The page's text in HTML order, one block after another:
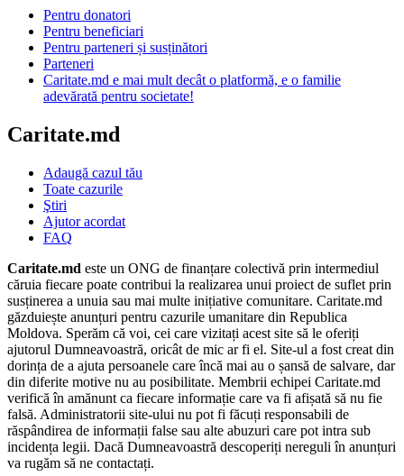
Pentru donatori
Pentru beneficiari
Pentru parteneri și susținători
Parteneri
Caritate.md e mai mult decât o platformă, e o familie
adevărată pentru societate!
Caritate.md
Adaugă cazul tău
Toate cazurile
Ştiri
Ajutor acordat
FAQ
Caritate.md este un ONG de finanțare colectivă prin intermediul
căruia fiecare poate contribui la realizarea unui proiect de suflet prin
susținerea a unuia sau mai multe inițiative comunitare. Caritate.md
găzduiește anunțuri pentru cazurile umanitare din Republica
Moldova. Sperăm că voi, cei care vizitați acest site să le oferiți
ajutorul Dumneavoastră, oricât de mic ar fi el. Site-ul a fost creat din
dorința de a ajuta persoanele care încă mai au o șansă de salvare, dar
din diferite motive nu au posibilitate. Membrii echipei Caritate.md
verifică în amănunt ca fiecare informație care va fi afișată să nu fie
falsă. Administratorii site-ului nu pot fi făcuți responsabili de
răspândirea de informații false sau alte abuzuri care pot intra sub
incidența legii. Dacă Dumneavoastră descoperiți nereguli în anunțuri
va rugăm să ne contactați.